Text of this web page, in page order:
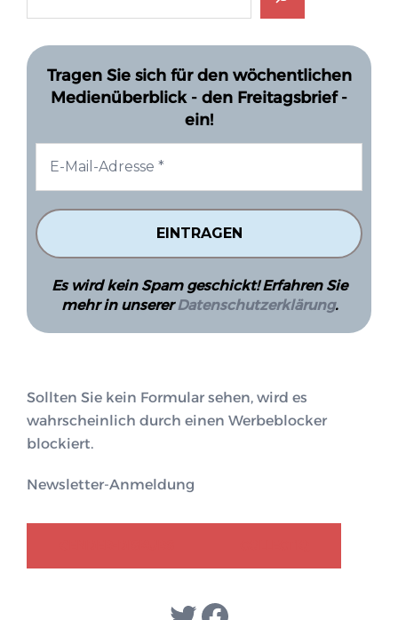
Tragen Sie sich für den wöchentlichen
Medienüberblick - den Freitagsbrief -
ein!
Es wird kein Spam geschickt! Erfahren Sie
mehr in unsererDatenschutzerklärung.
Sollten Sie kein Formular sehen, wird es
wahrscheinlich durch einen Werbeblocker
blockiert.
Newsletter-Anmeldung